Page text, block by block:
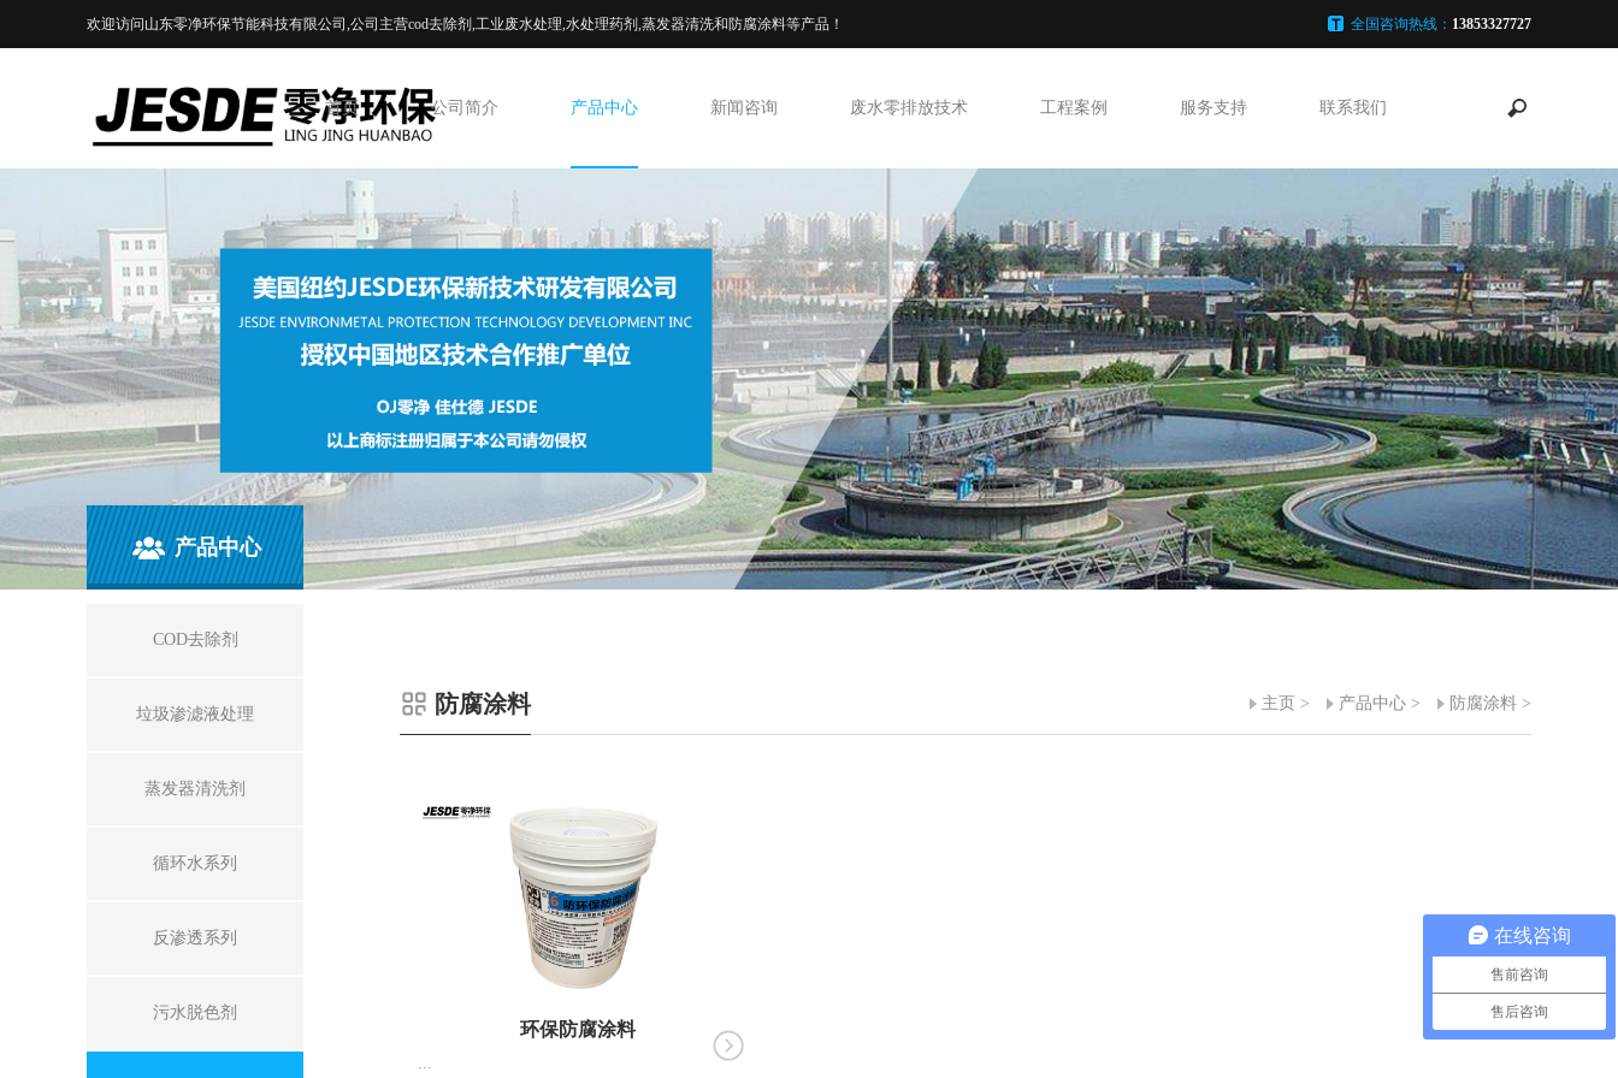
欢迎访问山东零净环保节能科技有限公司,公司主营cod去除剂,工业废水处理,水处理药剂,蒸发器清洗和防腐涂料等产品！ 全国咨询热线： 13853327727
首页 公司简介 产品中心 新闻咨询 废水零排放技术 工程案例 服务支持 联系我们
产品中心
COD去除剂
垃圾渗滤液处理
蒸发器清洗剂
循环水系列
反渗透系列
污水脱色剂
防腐涂料 主页 > 产品中心 > 防腐涂料 >
环保防腐涂料
在线咨询
售前咨询
售后咨询